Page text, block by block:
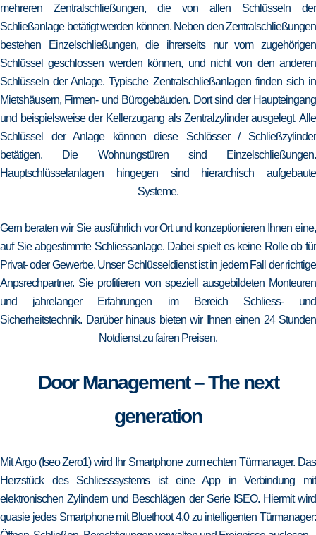
mehreren Zentralschließungen, die von allen Schlüsseln der
Schließanlage betätigt werden können. Neben den Zentralschließungen
bestehen Einzelschließungen, die ihrerseits nur vom zugehörigen
Schlüssel geschlossen werden können, und nicht von den anderen
Schlüsseln der Anlage. Typische Zentralschließanlagen finden sich in
Mietshäusern, Firmen- und Bürogebäuden. Dort sind der Haupteingang
und beispielsweise der Kellerzugang als Zentralzylinder ausgelegt. Alle
Schlüssel der Anlage können diese Schlösser / Schließzylinder
betätigen. Die Wohnungstüren sind Einzelschließungen.
Hauptschlüsselanlagen hingegen sind hierarchisch aufgebaute
Systeme.
Gern beraten wir Sie ausführlich vor Ort und konzeptionieren Ihnen eine,
auf Sie abgestimmte Schliessanlage. Dabei spielt es keine Rolle ob für
Privat- oder Gewerbe. Unser Schlüsseldienst ist in jedem Fall der richtige
Anpsrechpartner. Sie profitieren von speziell ausgebildeten Monteuren
und jahrelanger Erfahrungen im Bereich Schliess- und
Sicherheitstechnik. Darüber hinaus bieten wir Ihnen einen 24 Stunden
Notdienst zu fairen Preisen.
Door Management – The next
generation
Mit Argo (Iseo Zero1) wird Ihr Smartphone zum echten Türmanager. Das
Herzstück des Schliesssystems ist eine App in Verbindung mit
elektronischen Zylindern und Beschlägen der Serie ISEO. Hiermit wird
quasie jedes Smartphone mit Bluethoot 4.0 zu intelligenten Türmanager: